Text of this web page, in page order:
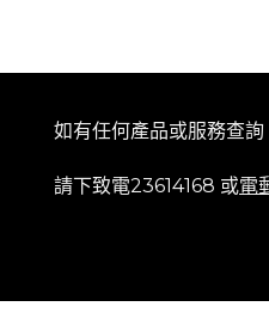
如有任何產品或服務查詢
請下致電23614168 或電